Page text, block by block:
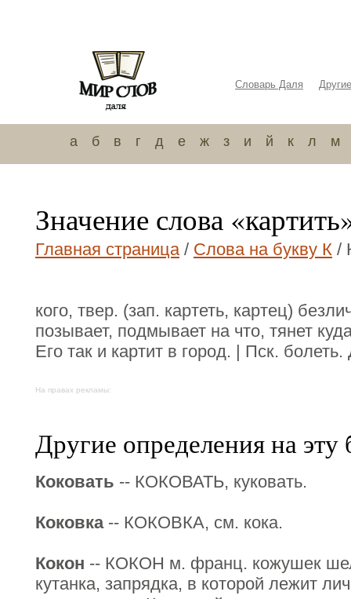
Словарь Даля
а б в г д е ж з и й к л м
Значение слова
Главная страница/ Слова на букву К /
кого, твер. (зап. картеть, картец)
позывает, подмывает на что, тянет
Его так и картит в город. | Пск.
На правах рекламы:
Другие определения на эту
Коковать -- КОКОВАТЬ, куковать.
Коковка-- КОКОВКА, см. кока.
Кокон -- КОКОН м. франц. кожушек
кутанка, запрядка, в которой лежит